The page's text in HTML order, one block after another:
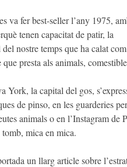
va fer best-seller l’any 1975,
tenen capacitat de patir, la
nostre temps que ha calat
presta als animals,
York, la capital del gos,
de pinso, en les guarderies
animals o en l’Instagram de
mica en mica.
un llarg article sobre